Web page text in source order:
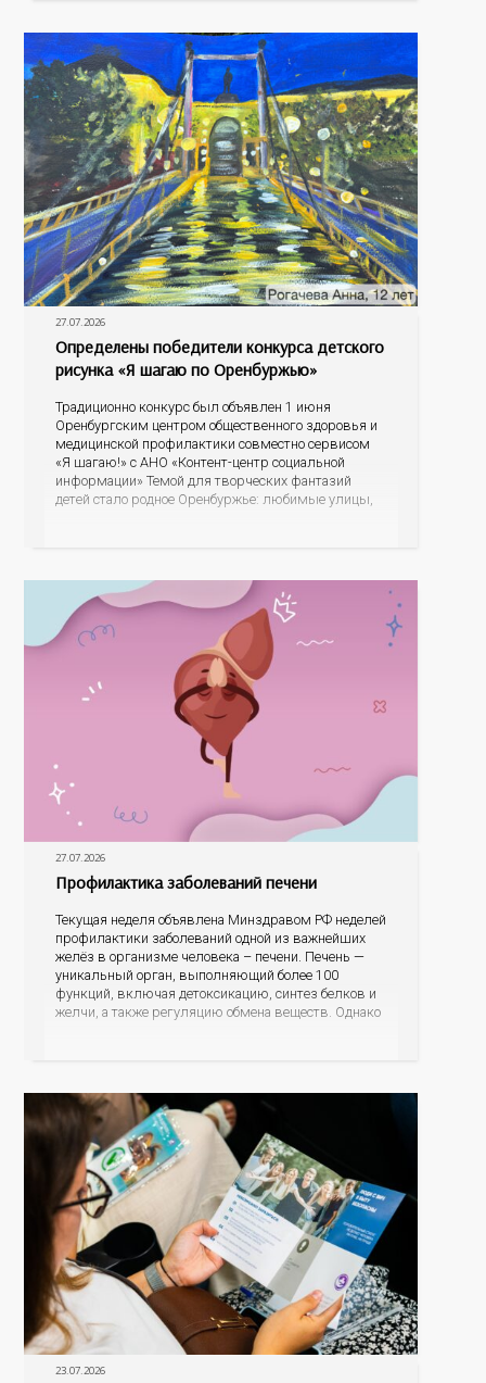
27.07.2026
Определены победители конкурса детского
рисунка «Я шагаю по Оренбуржью»
Традиционно конкурс был объявлен 1 июня
Оренбургским центром общественного здоровья и
медицинской профилактики совместно сервисом
«Я шагаю!» с АНО «Контент-центр социальной
информации» Темой для творческих фантазий
детей стало родное Оренбуржье: любимые улицы,
27.07.2026
Профилактика заболеваний печени
Текущая неделя объявлена Минздравом РФ неделей
профилактики заболеваний одной из важнейших
желёз в организме человека – печени. Печень —
уникальный орган, выполняющий более 100
функций, включая детоксикацию, синтез белков и
желчи, а также регуляцию обмена веществ. Однако
23.07.2026